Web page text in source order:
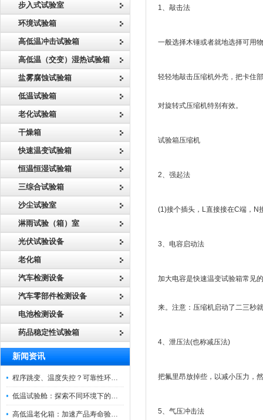
步入式试验室
环境试验箱
高低温冲击试验箱
高低温（交变）湿热试验箱
盐雾腐蚀试验箱
低温试验箱
老化试验箱
干燥箱
快速温变试验箱
恒温恒湿试验箱
三综合试验箱
沙尘试验室
淋雨试验（箱）室
光伏试验设备
老化箱
汽车检测设备
汽车零部件检测设备
电池检测设备
药品稳定性试验箱
新闻资讯
程序跳变、温度失控？可靠性环境试验箱控制系统故障处理
低温试验舱：探索不同环境下的科技边界
高低温老化箱：加速产品寿命验证的可靠伙伴
1、敲击法
一般选择木锤或者就地选择可用
轻轻地敲击压缩机外壳，把卡住
对旋转式压缩机特别有效。
试验箱压缩机
2、强起法
(1)接个插头，L直接接在C端，N
3、电容启动法
加大电容是快速温变试验箱常见
来。注意：压缩机启动了二三秒
4、泄压法(也称减压法)
把氟里昂放掉些，以减小压力，
5、气压冲击法